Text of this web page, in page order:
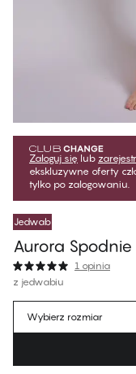
Zaloguj się lub
ekskluzywne oferty
tylko po zalogowaniu.
Jedwab
Aurora
1 opinia
z jedwabiu
349,99 złCena regularna
Wybierz rozmiar